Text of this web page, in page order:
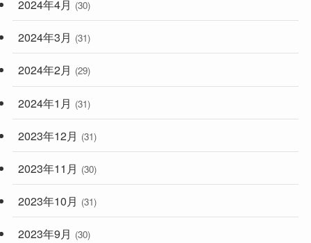
2024年4月 (30)
2024年3月 (31)
2024年2月 (29)
2024年1月 (31)
2023年12月 (31)
2023年11月 (30)
2023年10月 (31)
2023年9月 (30)